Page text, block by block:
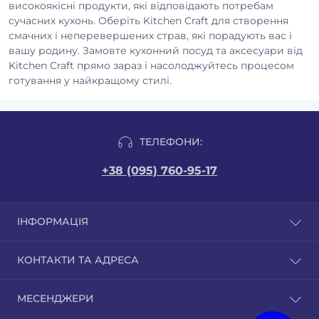
високоякісні продукти, які відповідають потребам
сучасних кухонь. Оберіть Kitchen Craft для створення
смачних і неперевершених страв, які порадують вас і
вашу родину. Замовте кухонний посуд та аксесуари від
Kitchen Craft прямо зараз і насолоджуйтесь процесом
готування у найкращому стилі.
ТЕЛЕФОНИ:
+38 (095) 760-95-17
ІНФОРМАЦІЯ
Доставка і оплата
Сертифікати якості
КОНТАКТИ ТА АДРЕСА
партнера
МЕСЕНДЖЕРИ